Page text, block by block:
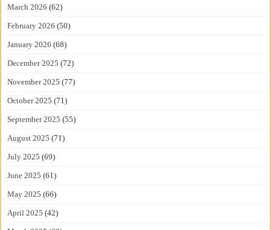
March 2026 (62)
February 2026 (50)
January 2026 (68)
December 2025 (72)
November 2025 (77)
October 2025 (71)
September 2025 (55)
August 2025 (71)
July 2025 (69)
June 2025 (61)
May 2025 (66)
April 2025 (42)